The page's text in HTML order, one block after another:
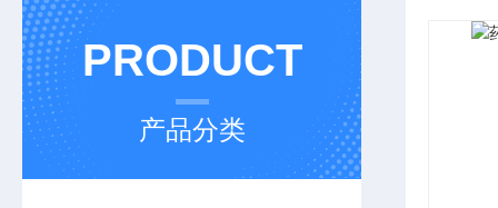
PRODUCT
产品分类